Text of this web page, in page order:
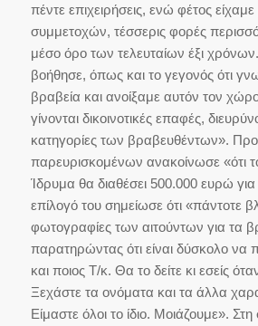
πέντε επιχειρήσεις, ενώ φέτος
συμμετοχών, τέσσερις φορές
μέσο όρο των τελευταίων έξι χρόνων.
βοήθησε, όπως και το γεγονός ότι
βραβεία και ανοίξαμε αυτόν τον
γίνονται δικοινοτικές επαφές,
κατηγορίες των βραβευθέντων».
παρευρισκομένων ανακοίνωσε «ότι
Ίδρυμα θα διαθέσει 500.000 ευρώ
επίλογό του σημείωσε ότι «πάντοτε
φωτογραφίες των αιτούντων για τα
παρατηρώντας ότι είναι δύσκολο να
και ποιος Τ/κ. Θα το δείτε κι εσείς
Ξεχάστε τα ονόματα και τα άλλα
Είμαστε όλοι το ίδιο. Μοιάζουμε».